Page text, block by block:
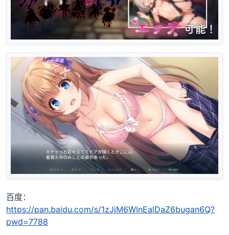
百度：
https://pan.baidu.com/s/1zJjM6WInEalDaZ6bugan6Q?
pwd=7788